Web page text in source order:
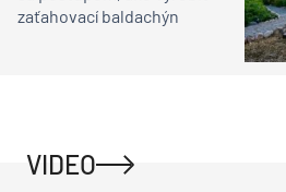
zaťahovací baldachýn
VIDEO